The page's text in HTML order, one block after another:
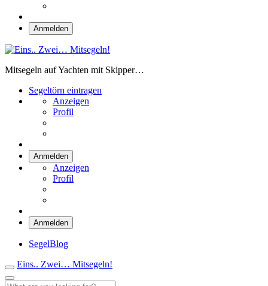
Anmelden
Mitsegeln auf Yachten mit Skipper…
Segeltörn eintragen
Anzeigen
Profil
Anmelden
Anzeigen
Profil
Anmelden
SegelBlog
Eins.. Zwei… Mitsegeln!